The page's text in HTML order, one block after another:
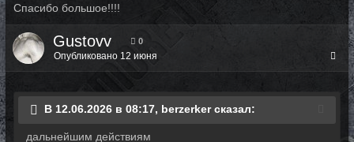
Спасибо большое!!!!
Gustovv 0
Опубликовано 12 июня
В 12.06.2026 в 08:17, berzerker сказал:
дальнейшим действиям